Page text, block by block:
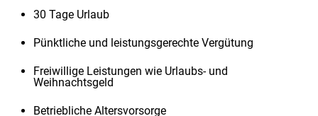
30 Tage Urlaub
Pünktliche und leistungsgerechte Vergütung
Freiwillige Leistungen wie Urlaubs- und
Weihnachtsgeld
Betriebliche Altersvorsorge